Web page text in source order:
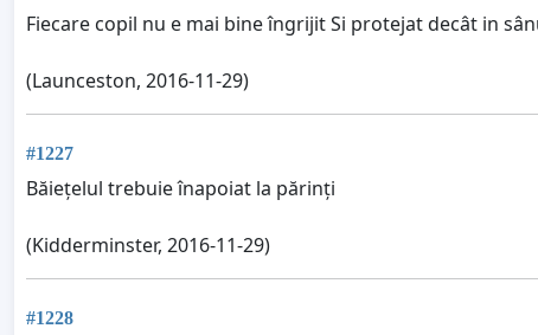
Fiecare copil nu e mai bine îngrijit Si protejat decât in
(Launceston, 2016-11-29)
#1227
Băiețelul trebuie înapoiat la părinți
(Kidderminster, 2016-11-29)
#1228